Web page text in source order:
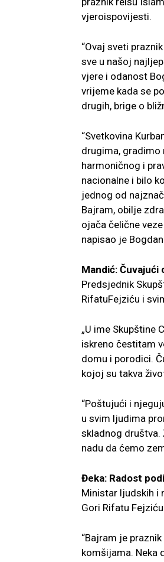
vjeroispovijesti.
“Ovaj sveti
sve u našoj
vjere i odanost
vrijeme kada se
drugih, brige o
“Svetkovina
drugima,
harmoničnog i
nacionalne i bilo
jednog od
Bajram, obilje
ojača čelične
napisao je
Mandić:
Predsjednik
RifatuFejziću i
„U ime Skupštine
iskreno čestitam
domu i porodici.
kojoj su takva
“Poštujući i
u svim ljudima
skladnog društva.
nadu da ćemo
Đeka: Radost
Ministar ljudskih i
Gori Rifatu
“Bajram je
komšijama. Neka